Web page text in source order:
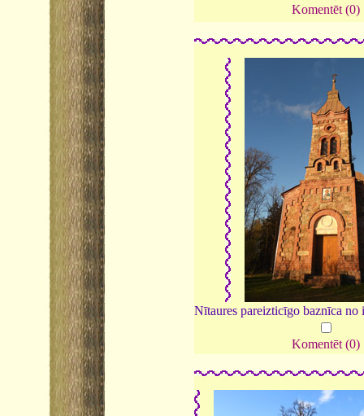
Komentēt (0)
Nītaures pareizticīgo baznīca no
Komentēt (0)